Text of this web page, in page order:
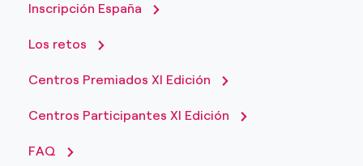
Inscripción España
Los retos
Centros Premiados XI Edición
Centros Participantes XI Edición
FAQ